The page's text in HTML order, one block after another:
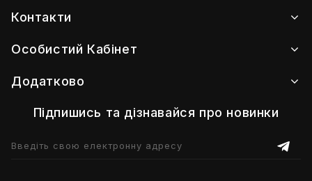
Контакти
Особистий Кабінет
Додатково
Підпишись та дізнавайся про новинки